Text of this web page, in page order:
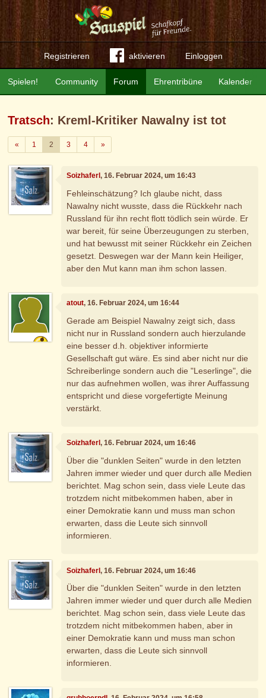
Registrieren aktivieren Einloggen
Community Forum Ehrentribüne Kalender
Spielen!
Tratsch: Kreml-Kritiker Nawalny ist tot
«Zurück
1 2 3 4 »Weiter
Soizhaferl, 16. Februar 2024, um 16:43
Fehleinschätzung? Ich glaube nicht, dass
Nawalny nicht wusste, dass die Rückkehr nach
Russland für ihn recht flott tödlich sein würde. Er
war bereit, für seine Überzeugungen zu sterben,
und hat bewusst mit seiner Rückkehr ein Zeichen
gesetzt. Deswegen war der Mann kein Heiliger,
aber den Mut kann man ihm schon lassen.
atout, 16. Februar 2024, um 16:44
Gerade am Beispiel Nawalny zeigt sich, dass
nicht nur in Russland sondern auch hierzulande
eine besser d.h. objektiver informierte
Gesellschaft gut wäre. Es sind aber nicht nur die
Schreiberlinge sondern auch die "Leserlinge", die
nur das aufnehmen wollen, was ihrer Auffassung
entspricht und diese vorgefertigte Meinung
verstärkt.
Soizhaferl, 16. Februar 2024, um 16:46
Über die "dunklen Seiten" wurde in den letzten
Jahren immer wieder und quer durch alle Medien
berichtet. Mag schon sein, dass viele Leute das
trotzdem nicht mitbekommen haben, aber in
einer Demokratie kann und muss man schon
erwarten, dass die Leute sich sinnvoll
informieren.
Soizhaferl, 16. Februar 2024, um 16:46
Über die "dunklen Seiten" wurde in den letzten
Jahren immer wieder und quer durch alle Medien
berichtet. Mag schon sein, dass viele Leute das
trotzdem nicht mitbekommen haben, aber in
einer Demokratie kann und muss man schon
erwarten, dass die Leute sich sinnvoll
informieren.